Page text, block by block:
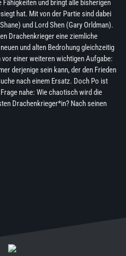
und bringt alle bisherigen
hat. Mit von der Partie sind dabei
und Lord Shen (Gary Orldman).
Drachenkrieger eine ziemliche
und alten Bedrohung gleichzeitig
einer weiteren wichtigen Aufgabe:
derjenige sein kann, der den Frieden
nach einem Ersatz. Doch Po ist
nahe: Wie chaotisch wird die
Drachenkrieger*in? Nach seinen